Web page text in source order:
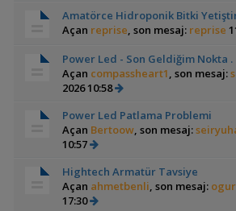
Amatörce Hidroponik Bitki
Açan reprise, son mesaj: reprise
Power Led - Son Geldiğim Nokta .
Açan compassheart1, son mesaj:
2026 10:58
Power Led Patlama Problemi
Açan Bertoow, son mesaj:
10:57
Hightech Armatür Tavsiye
Açan ahmetbenli, son mesaj:
17:30